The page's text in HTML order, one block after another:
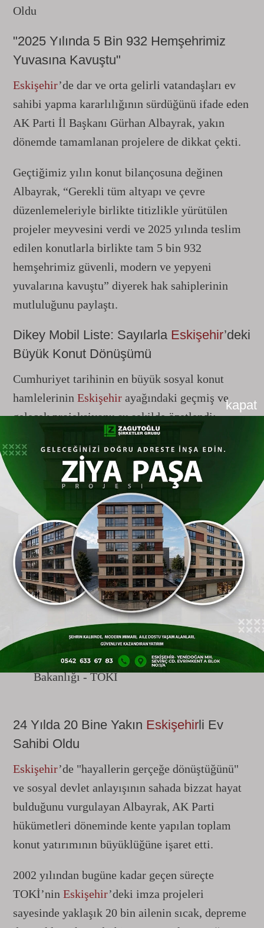
kapat
Oldu
"2025 Yılında 5 Bin 932 Hemşehrimiz
Yuvasına Kavuştu"
Eskişehir’de dar ve orta gelirli vatandaşları ev
sahibi yapma kararlılığının sürdüğünü ifade eden
AK Parti İl Başkanı Gürhan Albayrak, yakın
dönemde tamamlanan projelere de dikkat çekti.
Geçtiğimiz yılın konut bilançosuna değinen
Albayrak, “Gerekli tüm altyapı ve çevre
düzenlemeleriyle birlikte titizlikle yürütülen
projeler meyvesini verdi ve 2025 yılında teslim
edilen konutlarla birlikte tam 5 bin 932
hemşehrimiz güvenli, modern ve yepyeni
yuvalarına kavuştu” diyerek hak sahiplerinin
mutluluğunu paylaştı.
Dikey Mobil Liste: Sayılarla Eskişehir’deki
Büyük Konut Dönüşümü
Cumhuriyet tarihinin en büyük sosyal konut
hamlelerinin Eskişehir ayağındaki geçmiş ve
gelecek projeksiyonu şu şekilde özetlendi:
2002’den Bu Yana Ev Sahibi Yapılan
Aile Sayısı:Yaklaşık 20.000 Aile
2025 Yılında Teslim Edilen Konut
Sayısı:5.932 Konut
2026 Yılı İçin Planlanan ve Çalışması
Süren Yeni Konut Sayısı:6.026 Konut
Projelerin İcraatçı Kurumu:T.C.
Çevre, Şehircilik ve İklim Değişikliği
Bakanlığı - TOKİ
24 Yılda 20 Bine Yakın Eskişehirli Ev
Sahibi Oldu
Eskişehir’de "hayallerin gerçeğe dönüştüğünü"
ve sosyal devlet anlayışının sahada bizzat hayat
bulduğunu vurgulayan Albayrak, AK Parti
hükümetleri döneminde kente yapılan toplam
konut yatırımının büyüklüğüne işaret etti.
2002 yılından bugüne kadar geçen süreçte
TOKİ’nin Eskişehir’deki imza projeleri
sayesinde yaklaşık 20 bin ailenin sıcak, depreme